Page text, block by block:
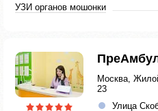
УЗИ органов мошонки
Москва,
23
Улица